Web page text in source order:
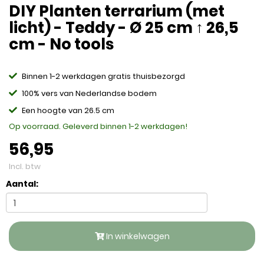
DIY Planten terrarium (met
licht) - Teddy - Ø 25 cm ↑ 26,5
cm - No tools
Binnen 1-2 werkdagen gratis thuisbezorgd
100% vers van Nederlandse bodem
Een hoogte van 26.5 cm
Op voorraad. Geleverd binnen 1-2 werkdagen!
56,95
Incl. btw
Aantal:
In winkelwagen